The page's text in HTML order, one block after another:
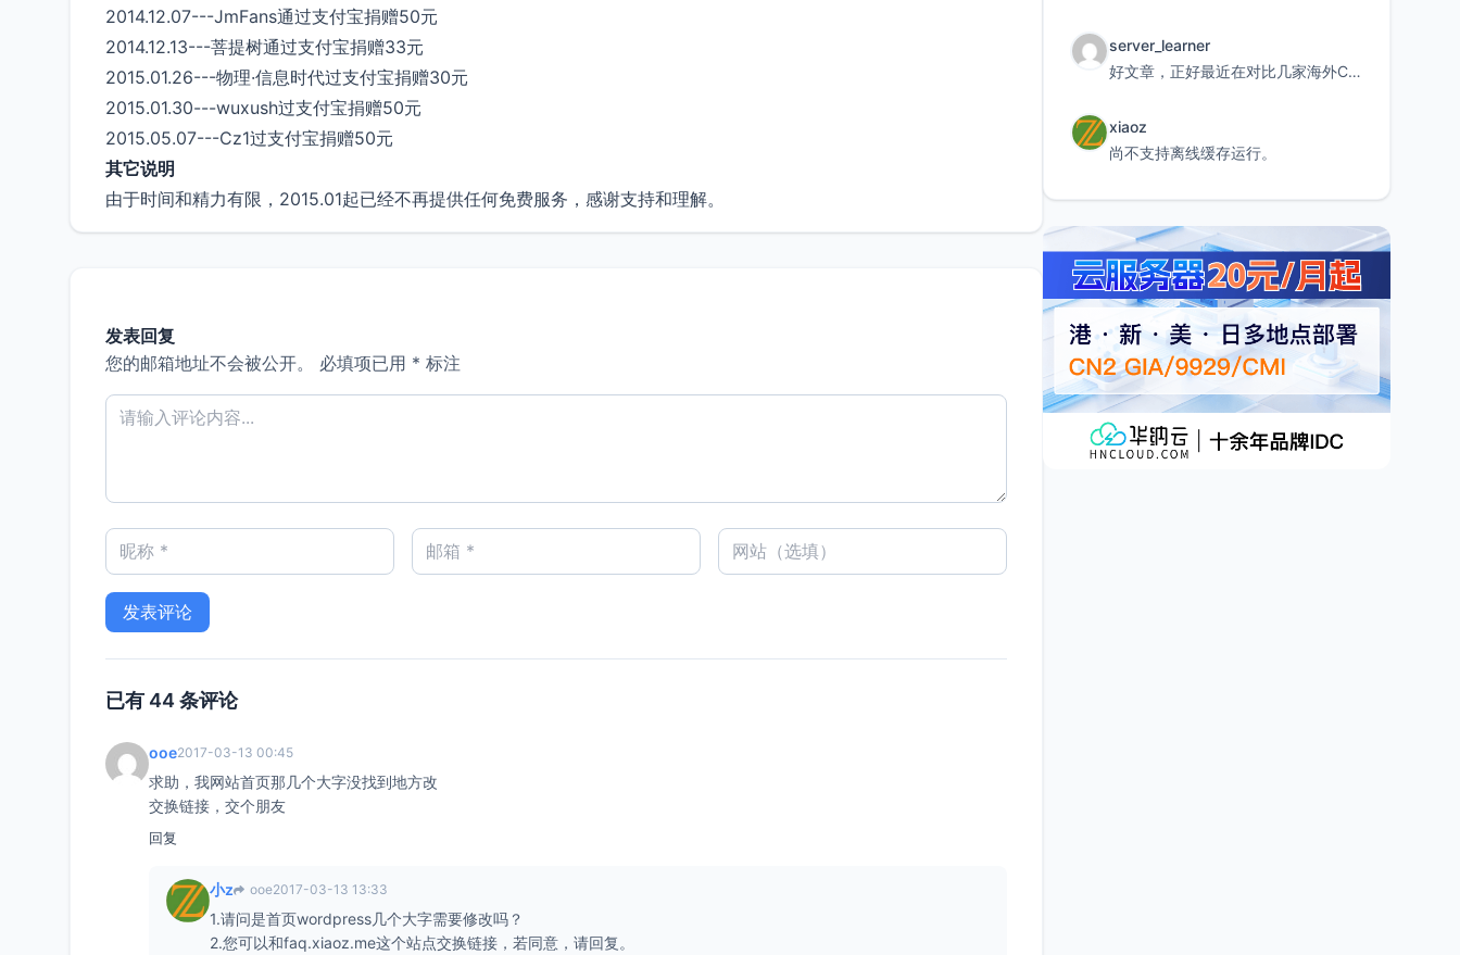
2014.12.07---JmFans通过支付宝捐赠50元
2014.12.13---菩提树通过支付宝捐赠33元
2015.01.26---物理·信息时代过支付宝捐赠30元
2015.01.30---wuxush过支付宝捐赠50元
2015.05.07---Cz1过支付宝捐赠50元
其它说明
由于时间和精力有限，2015.01起已经不再提供任何免费服务，感谢支持和理解。
发表回复
您的邮箱地址不会被公开。
必填项已用 * 标注
已有 44 条评论
ooe2017-03-13 00:45
求助，我网站首页那几个大字没找到地方改
交换链接，交个朋友
回复
小z ooe2017-03-13 13:33
1.请问是首页wordpress几个大字需要修改吗？
2.您可以和faq.xiaoz.me这个站点交换链接，若同意，请回复。
server_learner
好文章，正好最近在对比几家海外CDN。文中提到CF免费版不支持自定义回源端口和HOST这个痛点太真实
xiaoz
尚不支持离线缓存运行。